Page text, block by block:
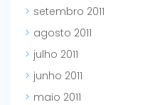
setembro 2011
agosto 2011
julho 2011
junho 2011
maio 2011